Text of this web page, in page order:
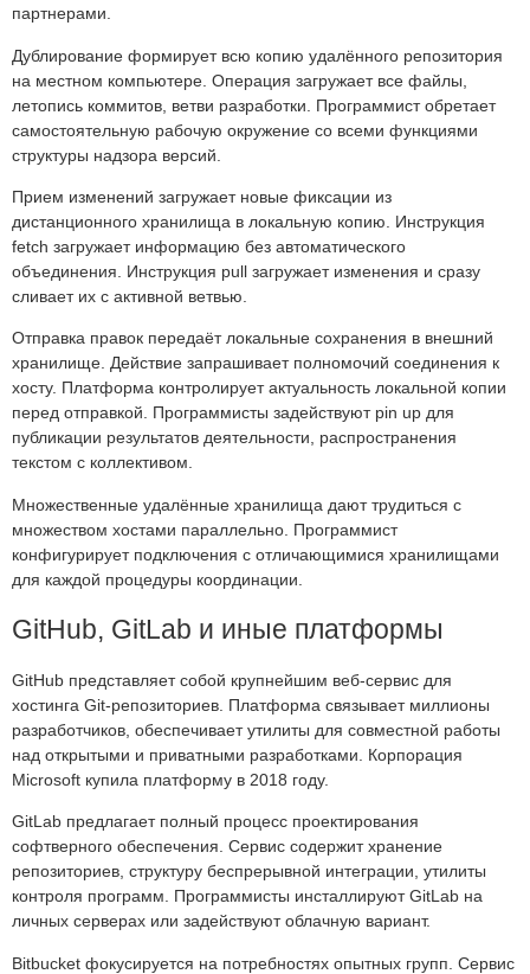
партнерами.
Дублирование формирует всю копию удалённого репозитория
на местном компьютере. Операция загружает все файлы,
летопись коммитов, ветви разработки. Программист обретает
самостоятельную рабочую окружение со всеми функциями
структуры надзора версий.
Прием изменений загружает новые фиксации из
дистанционного хранилища в локальную копию. Инструкция
fetch загружает информацию без автоматического
объединения. Инструкция pull загружает изменения и сразу
сливает их с активной ветвью.
Отправка правок передаёт локальные сохранения в внешний
хранилище. Действие запрашивает полномочий соединения к
хосту. Платформа контролирует актуальность локальной копии
перед отправкой. Программисты задействуют pin up для
публикации результатов деятельности, распространения
текстом с коллективом.
Множественные удалённые хранилища дают трудиться с
множеством хостами параллельно. Программист
конфигурирует подключения с отличающимися хранилищами
для каждой процедуры координации.
GitHub, GitLab и иные платформы
GitHub представляет собой крупнейшим веб-сервис для
хостинга Git-репозиториев. Платформа связывает миллионы
разработчиков, обеспечивает утилиты для совместной работы
над открытыми и приватными разработками. Корпорация
Microsoft купила платформу в 2018 году.
GitLab предлагает полный процесс проектирования
софтверного обеспечения. Сервис содержит хранение
репозиториев, структуру беспрерывной интеграции, утилиты
контроля программ. Программисты инсталлируют GitLab на
личных серверах или задействуют облачную вариант.
Bitbucket фокусируется на потребностях опытных групп. Сервис